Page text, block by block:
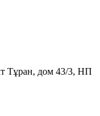
Тұран, дом 43/3, НП